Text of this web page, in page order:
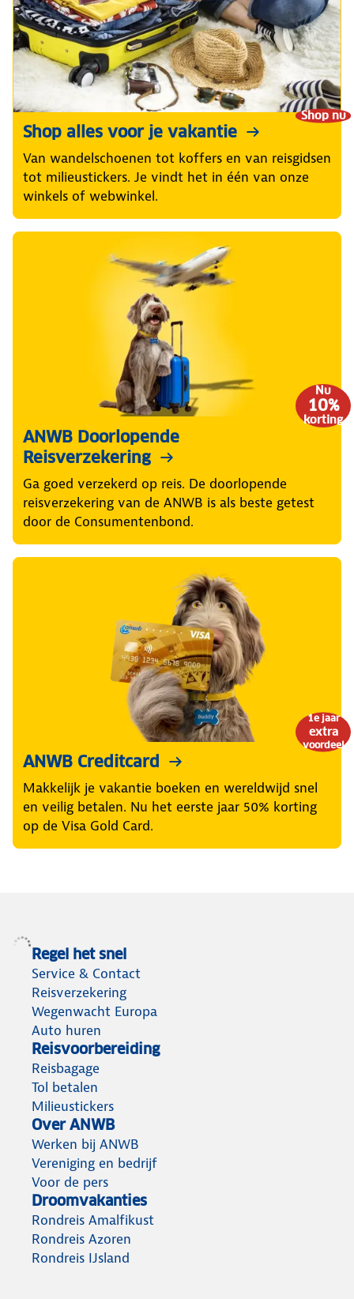
Shop nu
Shop alles voor je vakantie
Van wandelschoenen tot koffers en van reisgidsen
tot milieustickers. Je vindt het in één van onze
winkels of webwinkel.
Nu
10%
korting
ANWB Doorlopende
Reisverzekering
Ga goed verzekerd op reis. De doorlopende
reisverzekering van de ANWB is als beste getest
door de Consumentenbond.
1e jaar
extra
voordeel
ANWB Creditcard
Makkelijk je vakantie boeken en wereldwijd snel
en veilig betalen. Nu het eerste jaar 50% korting
op de Visa Gold Card.
Regel het snel
Service & Contact
Reisverzekering
Wegenwacht Europa
Auto huren
Reisvoorbereiding
Reisbagage
Tol betalen
Milieustickers
Over ANWB
Werken bij ANWB
Vereniging en bedrijf
Voor de pers
Droomvakanties
Rondreis Amalfikust
Rondreis Azoren
Rondreis IJsland